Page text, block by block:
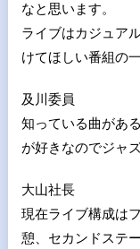
なと思います。
ライブはカジュア
けてほしい番組の
及川委員
知っている曲があ
が好きなのでジャ
大山社長
現在ライブ構成は
憩、セカンドステ